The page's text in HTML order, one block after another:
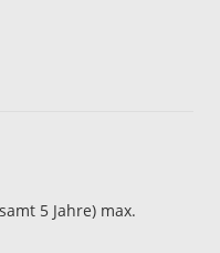
5 Jahre) max.